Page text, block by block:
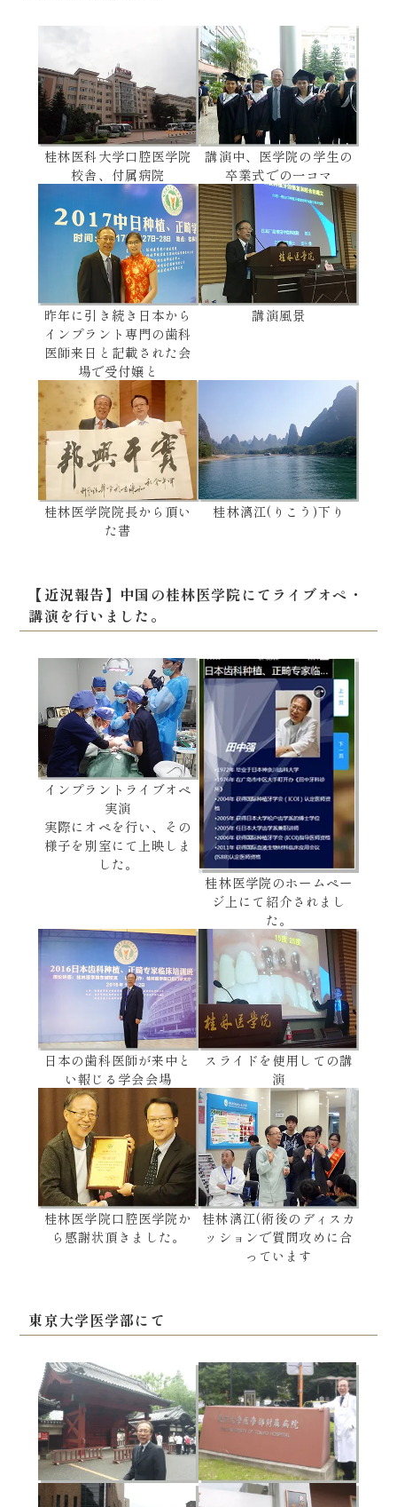
桂林医科大学口腔医学院
校舎、付属病院
講演中、医学院の学生の
卒業式での一コマ
昨年に引き続き日本から
インプラント専門の歯科
医師来日と記載された会
場で受付嬢と
講演風景
桂林医学院院長から頂い
た書
桂林漓江(りこう)下り
【近況報告】中国の桂林医学院にてライブオペ・
講演を行いました。
インプラントライブオペ
実演
実際にオペを行い、その
様子を別室にて上映しま
した。
桂林医学院のホームペー
ジ上にて紹介されまし
た。
日本の歯科医師が来中と
い報じる学会会場
スライドを使用しての講
演
桂林医学院口腔医学院か
ら感謝状頂きました。
桂林漓江(術後のディスカ
ッションで質問攻めに合
っています
東京大学医学部にて